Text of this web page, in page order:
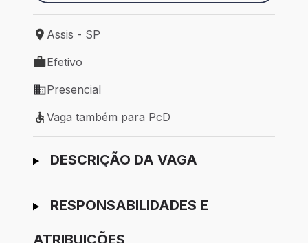
Local de trabalho: Assis - SP
Assis - SP
Tipo de vaga: Efetivo
Efetivo
Modelo de trabalho: Presencial
Presencial
Vaga também para PcD
Vaga também para PcD
Ir para candidatura
DESCRIÇÃO DA VAGA
RESPONSABILIDADES E